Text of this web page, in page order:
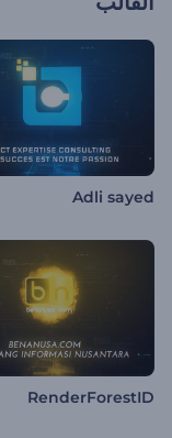
Adli sayed
RenderForestID